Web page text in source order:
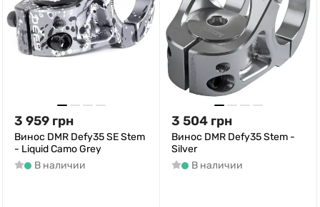
3 959 грн
Винос DMR Defy35 SE Stem
- Liquid Camo Grey
В наличии
3 504 грн
Винос DMR Defy35 Stem -
Silver
В наличии